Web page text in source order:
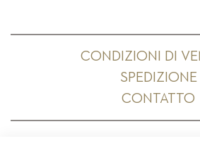
CONDIZIONI DI
SPEDIZIONE
CONTATTO